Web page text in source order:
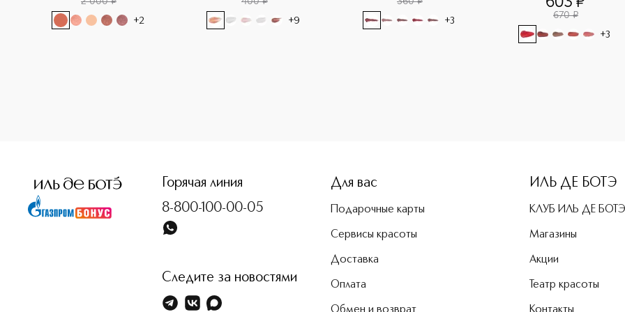
+2 +9 +3 670 ¤
+3
Горячая линия
8-800-100-00-05
Следите за новостями
Для вас
Подарочные карты
Сервисы красоты
Доставка
Оплата
ИЛЬ ДЕ БОТЭ
КЛУБ ИЛЬ ДЕ БОТЭ
Магазины
Акции
Театр красоты